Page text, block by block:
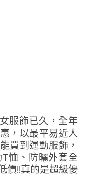
服飾已久，全年
，以最平易近人
買到運動服飾，
恤、防曬外套全
價!!真的是超級優